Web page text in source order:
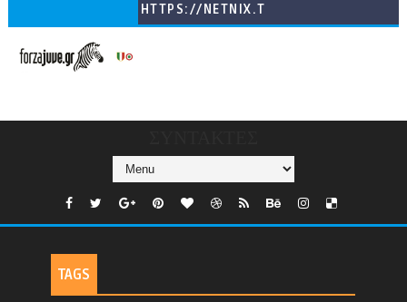
HTTPS://NETNIX.T
TAGS